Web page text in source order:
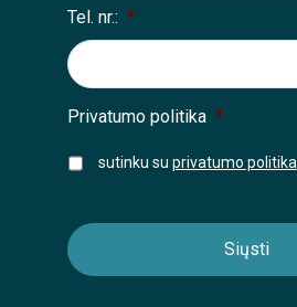
Tel. nr.: *
Privatumo politika *
sutinku su privatumo politika